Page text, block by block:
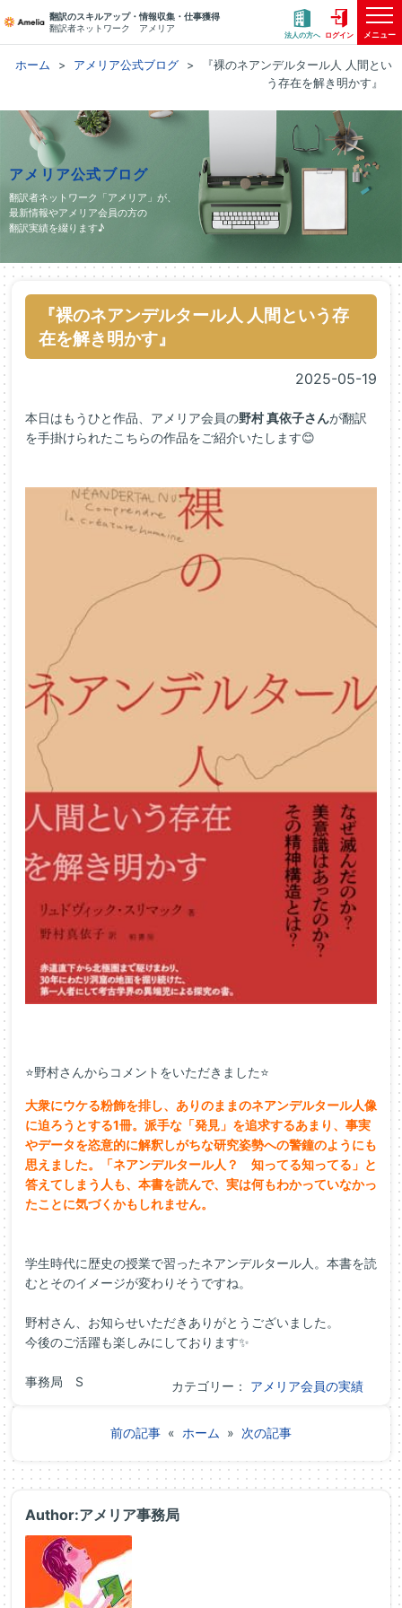
翻訳のスキルアップ・情報収集・仕事獲得
翻訳者ネットワーク アメリア
法人の方へ ログイン メニュー
ホーム アメリア公式ブログ
『裸のネアンデルタール人 人間とい
う存在を解き明かす』
アメリア公式ブログ
翻訳者ネットワーク「アメリア」が、
最新情報やアメリア会員の方の
翻訳実績を綴ります♪
『裸のネアンデルタール人 人間という存
在を解き明かす』
2025-05-19
本日はもうひと作品、アメリア会員の野村 真依子さんが翻訳
を手掛けられたこちらの作品をご紹介いたします😊
⭐野村さんからコメントをいただきました⭐
大衆にウケる粉飾を排し、 ありのままのネアンデルタール人像
に迫ろうとする1冊。派手な「発見」を追求するあまり、 事実
やデータを恣意的に解釈しがちな研究姿勢への警鐘のようにも
思えました。「ネアンデルタール人？ 知ってる知ってる」と
答えてしまう人も、本書を読んで、 実は何もわかっていなかっ
たことに気づくかもしれません。
学生時代に歴史の授業で習ったネアンデルタール人。本書を読
むとそのイメージが変わりそうですね。
野村さん、お知らせいただきありがとうございました。
今後のご活躍も楽しみにしております✨
事務局 S カテゴリー： アメリア会員の実績
前の記事 « ホーム » 次の記事
Author:アメリア事務局